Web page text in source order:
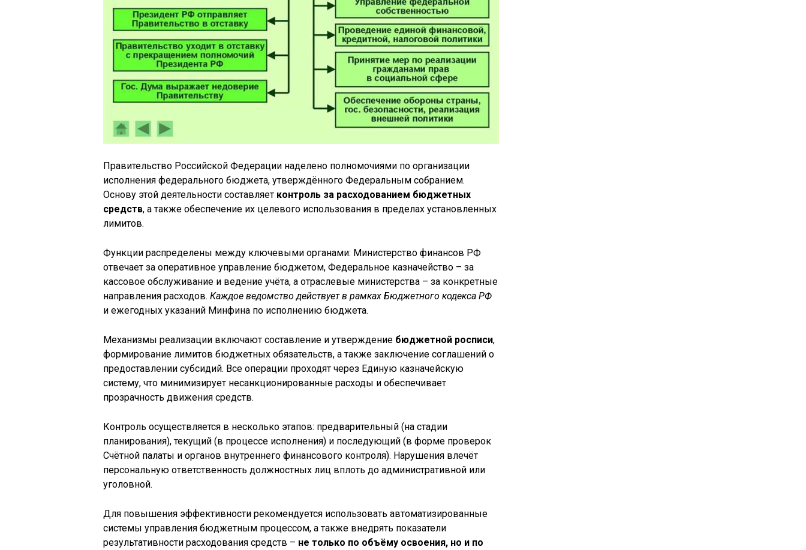
Правительство Российской Федерации наделено полномочиями по организации
исполнения федерального бюджета, утверждённого Федеральным собранием.
Основу этой деятельности составляет контроль за расходованием бюджетных
средств, а также обеспечение их целевого использования в пределах установленных
лимитов.
Функции распределены между ключевыми органами: Министерство финансов РФ
отвечает за оперативное управление бюджетом, Федеральное казначейство – за
кассовое обслуживание и ведение учёта, а отраслевые министерства – за конкретные
направления расходов. Каждое ведомство действует в рамках Бюджетного кодекса РФ
и ежегодных указаний Минфина по исполнению бюджета.
Механизмы реализации включают составление и утверждение бюджетной росписи,
формирование лимитов бюджетных обязательств, а также заключение соглашений о
предоставлении субсидий. Все операции проходят через Единую казначейскую
систему, что минимизирует несанкционированные расходы и обеспечивает
прозрачность движения средств.
Контроль осуществляется в несколько этапов: предварительный (на стадии
планирования), текущий (в процессе исполнения) и последующий (в форме проверок
Счётной палаты и органов внутреннего финансового контроля). Нарушения влечёт
персональную ответственность должностных лиц вплоть до административной или
уголовной.
Для повышения эффективности рекомендуется использовать автоматизированные
системы управления бюджетным процессом, а также внедрять показатели
результативности расходования средств – не только по объёму освоения, но и по